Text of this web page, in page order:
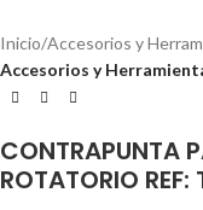
Inicio Accesorios y
Accesorios y
CONTRAPUNTA
ROTATORIO